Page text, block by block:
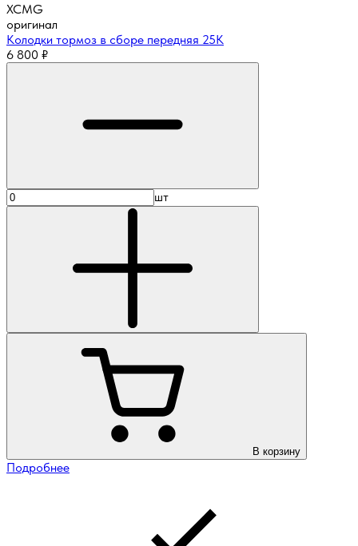
XCMG
оригинал
Колодки тормоз в сборе передняя 25К
6 800 ₽
шт
В корзину
Подробнее